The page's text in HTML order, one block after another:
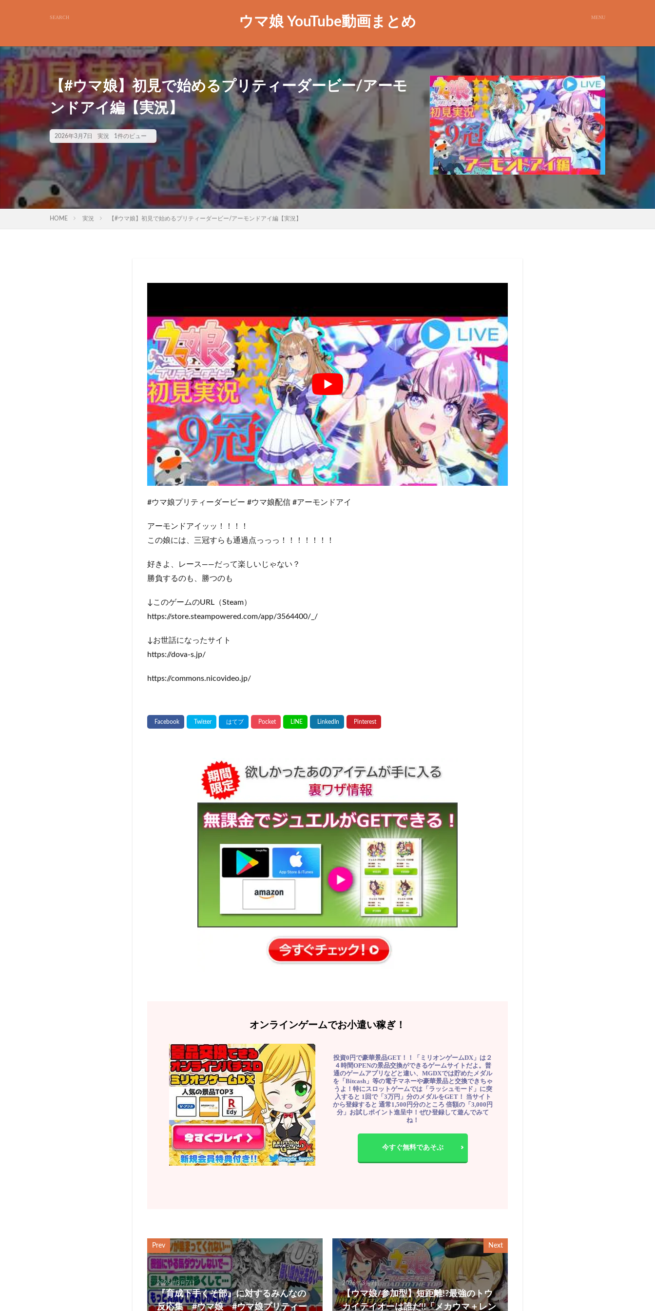
ウマ娘 YouTube動画まとめ
【#ウマ娘】初見で始めるプリティーダービー/アーモ
ンドアイ編【実況】
2026年3月7日 実況 1件のビュー
HOME 実況 【#ウマ娘】初見で始めるプリティーダービー/アーモンドアイ編【実況】
#ウマ娘プリティーダービー #ウマ娘配信 #アーモンドアイ
アーモンドアイッッ！！！！
この娘には、三冠すらも通過点っっっ！！！！！！！
好きよ、レース――だって楽しいじゃない？
勝負するのも、勝つのも
↓このゲームのURL（Steam）
https://store.steampowered.com/app/3564400/_/
↓お世話になったサイト
https://dova-s.jp/
https://commons.nicovideo.jp/
オンラインゲームでお小遣い稼ぎ！
投資0円で豪華景品GET！！「ミリオンゲームDX」は２
４時間OPENの景品交換ができるゲームサイトだよ。普
通のゲームアプリなどと違い、MGDXでは貯めたメダル
を「Bitcash」等の電子マネーや豪華景品と交換できちゃ
うよ！特にスロットゲームでは「ラッシュモード」に突
入すると 1回で「3万円」分のメダルをGET！ 当サイト
から登録すると 通常1,500円分のところ 倍額の「3,000円
分」お試しポイント進呈中！ぜひ登録して遊んでみて
ね！
今すぐ無料であそぶ
Prev
2026年3月7日
『育成下手くそ部』に対するみんなの
反応集 #ウマ娘 #ウマ娘プリティー
Next
2026年3月7日
【ウマ娘/参加型】短距離!?最強のトウ
カイテイオーは誰だ!!「メカウマ＋レン